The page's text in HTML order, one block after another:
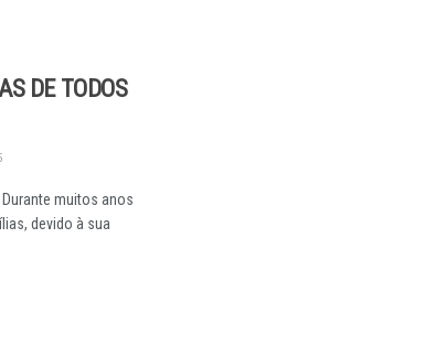
DE TODOS
muitos anos
devido à sua